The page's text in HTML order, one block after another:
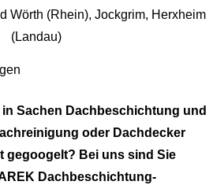
Sachen Dachbeschichtung und
oder Dachdecker
gegoogelt? Bei uns sind Sie
Dachbeschichtung-